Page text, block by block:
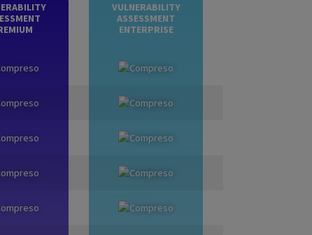
VULNERABILITY
ASSESSMENT
ENTERPRISE